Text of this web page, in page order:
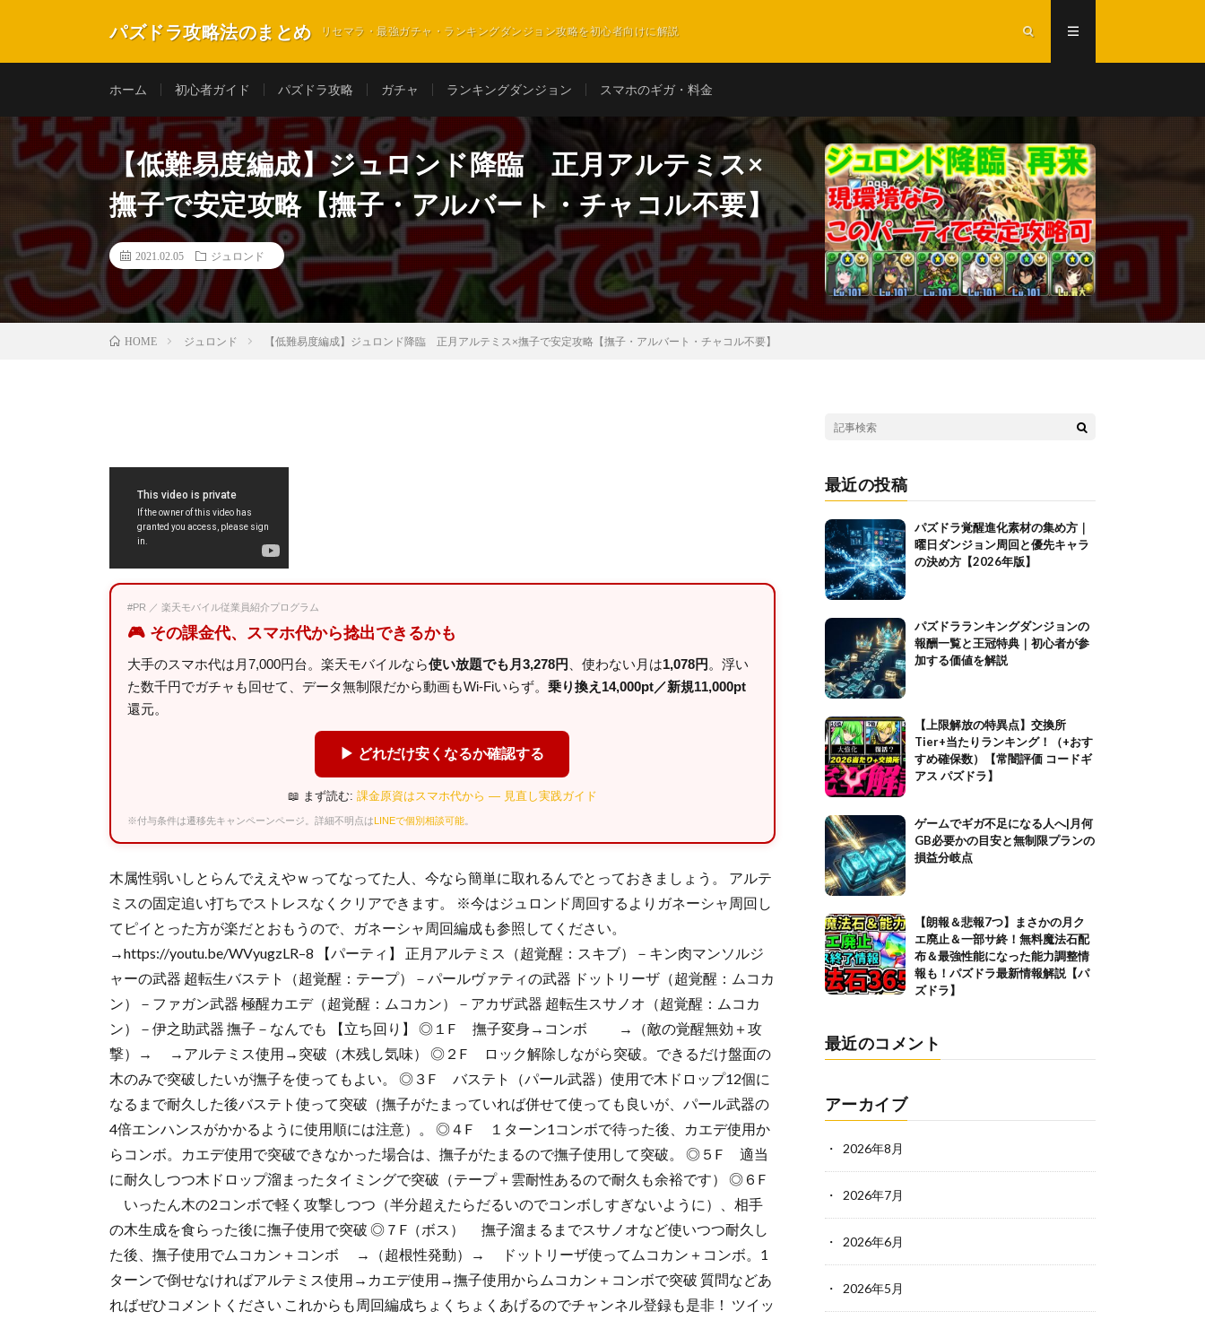
パズドラ攻略法のまとめ リセマラ・最強ガチャ・ランキングダンジョン攻略を初心者向けに解説
ホーム 初心者ガイド パズドラ攻略 ガチャ ランキングダンジョン スマホのギガ・料金
【低難易度編成】ジュロンド降臨 正月アルテミス×
撫子で安定攻略【撫子・アルバート・チャコル不要】
2021.02.05 ジュロンド
HOME ジュロンド 【低難易度編成】ジュロンド降臨 正月アルテミス×撫子で安定攻略【撫子・アルバート・チャコル不要】
#PR ／ 楽天モバイル従業員紹介プログラム
🎮 その課金代、スマホ代から捻出できるかも
大手のスマホ代は月7,000円台。楽天モバイルなら使い放題でも月3,278円 、使わない月は1,078円 。浮い
た数千円でガチャも回せて、データ無制限だから動画もWi-Fiいらず。 乗り換え14,000pt／新規11,000pt
還元。
▶ どれだけ安くなるか確認する
📖 まず読む: 課金原資はスマホ代から — 見直し実践ガイド
※付与条件は遷移先キャンペーンページ。詳細不明点はLINEで個別相談可能
木属性弱いしとらんでええやｗってなってた人、今なら簡単に取れるんでとっておきましょう。 アルテ
ミスの固定追い打ちでストレスなくクリアできます。 ※今はジュロンド周回するよりガネーシャ周回し
てピイとった方が楽だとおもうので、ガネーシャ周回編成も参照してください。
→https://youtu.be/WVyugzLR–8 【パーティ】 正月アルテミス（超覚醒：スキブ）－キン肉マンソルジ
ャーの武器 超転生バステト（超覚醒：テープ）－パールヴァティの武器 ドットリーザ（超覚醒：ムコカ
ン）－ファガン武器 極醒カエデ（超覚醒：ムコカン）－アカザ武器 超転生スサノオ（超覚醒：ムコカ
ン）－伊之助武器 撫子－なんでも 【立ち回り】 ◎１F 撫子変身→コンボ →（敵の覚醒無効＋攻
撃）→ →アルテミス使用→突破（木残し気味） ◎２F ロック解除しながら突破。できるだけ盤面の
木のみで突破したいが撫子を使ってもよい。 ◎３F バステト（パール武器）使用で木ドロップ12個に
なるまで耐久した後バステト使って突破（撫子がたまっていれば併せて使っても良いが、パール武器の
4倍エンハンスがかかるように使用順には注意）。 ◎４F １ターン1コンボで待った後、カエデ使用か
らコンボ。カエデ使用で突破できなかった場合は、撫子がたまるので撫子使用して突破。 ◎５F 適当
に耐久しつつ木ドロップ溜まったタイミングで突破（テープ＋雲耐性あるので耐久も余裕です） ◎６F
いったん木の2コンボで軽く攻撃しつつ（半分超えたらだるいのでコンボしすぎないように）、相手
の木生成を食らった後に撫子使用で突破 ◎７F（ボス） 撫子溜まるまでスサノオなど使いつつ耐久し
た後、撫子使用でムコカン＋コンボ →（超根性発動）→ ドットリーザ使ってムコカン＋コンボ。1
ターンで倒せなければアルテミス使用→カエデ使用→撫子使用からムコカン＋コンボで突破 質問などあ
ればぜひコメントください これからも周回編成ちょくちょくあげるのでチャンネル登録も是非！ ツイッ
最近の投稿
パズドラ覚醒進化素材の集め方｜
曜日ダンジョン周回と優先キャラ
の決め方【2026年版】
パズドラランキングダンジョンの
報酬一覧と王冠特典｜初心者が参
加する価値を解説
【上限解放の特異点】交換所
Tier+当たりランキング！（+おす
すめ確保数）【常闇評価 コードギ
アス パズドラ】
ゲームでギガ不足になる人へ|月何
GB必要かの目安と無制限プランの
損益分岐点
【朗報＆悲報7つ】まさかの月ク
エ廃止＆一部サ終！無料魔法石配
布＆最強性能になった能力調整情
報も！パズドラ最新情報解説【パ
ズドラ】
最近のコメント
アーカイブ
2026年8月
2026年7月
2026年6月
2026年5月